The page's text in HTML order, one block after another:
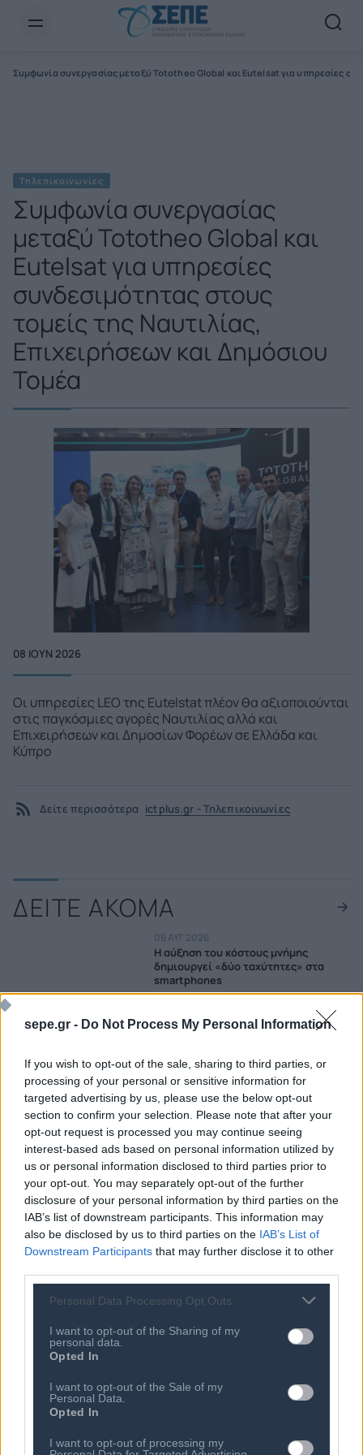
sepe.gr - Do Not Process My Personal Information
If you wish to opt-out of the sale, sharing to third parties, or
processing of your personal or sensitive information for
targeted advertising by us, please use the below opt-out
section to confirm your selection. Please note that after your
opt-out request is processed you may continue seeing
interest-based ads based on personal information utilized by
us or personal information disclosed to third parties prior to
your opt-out. You may separately opt-out of the further
disclosure of your personal information by third parties on the
IAB’s list of downstream participants. This information may
also be disclosed by us to third parties on the IAB’s List of
Downstream Participants that may further disclose it to other
Personal Data Processing Opt Outs
I want to opt-out of the Sharing of my
personal data.
Opted In
I want to opt-out of the Sale of my
Personal Data.
Opted In
I want to opt-out of processing my
Συμφωνία συνεργασίας μεταξύ Tototheo Global και Eutelsat για υπηρεσίες
Τηλεπικοινωνίες
Συμφωνία συνεργασίας
μεταξύ Tototheo Global και
Eutelsat για υπηρεσίες
συνδεσιμότητας στους
τομείς της Ναυτιλίας,
Επιχειρήσεων και Δημόσιου
Τομέα
08 ΙΟΥΝ 2026
Οι υπηρεσίες LEO της Eutelstat πλέον θα αξιοποιούνται
στις παγκόσμιες αγορές Ναυτιλίας αλλά και
Επιχειρήσεων και Δημοσίων Φορέων σε Ελλάδα και
Κύπρο
Δείτε περισσότερα ictplus.gr - Τηλεπικοινωνίες
ΔΕΙΤΕ ΑΚΟΜΑ
06 ΑΥΓ 2026
Η αύξηση του κόστους μνήμης
δημιουργεί «δύο ταχύτητες» στα
smartphones
Στο χαμηλότερο επίπεδο των
03 ΑΥΓ 2026
Ανάπτυξη 21% για τα αναδιπλούμενα
smartphones το 2026
31 ΙΟΥΛ 2026
Η COSMOTE TELEKOM στους
"Europe's Climate Leaders" των
Financial Times για 4η συνεχόμενη
χρονιά
30 ΙΟΥΛ 2026
Συμβούλιο Cyta: Απολογισμός
θητείας Φεβρουάριος 2024
29 ΙΟΥΛ 2026
Kώστας Νεμπής: Επέκταση του ΟΤΕ σε
Cloud, ICT, AI και κυβερνοασφάλεια.
τηλεπικοινωνίες
Newsletter Email*